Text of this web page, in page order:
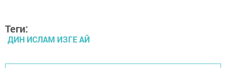
Теги:
ДИН ИСЛАМ ИЗГЕ АЙ